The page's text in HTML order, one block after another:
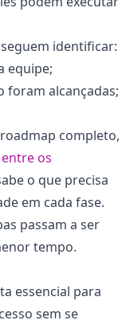
identificar:
equipe;
foram alcançadas;
completo,
os
o que precisa
em cada fase.
passam a ser
tempo.
essencial para
sem se